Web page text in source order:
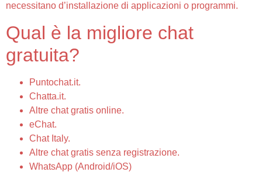
necessitano d’installazione di applicazioni o programmi.
Qual è la migliore chat
gratuita?
Puntochat.it.
Chatta.it.
Altre chat gratis online.
eChat.
Chat Italy.
Altre chat gratis senza registrazione.
WhatsApp (Android/iOS)